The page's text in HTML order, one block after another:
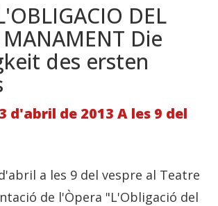
DEL
MANAMENT Die
des ersten
d'abril de 2013 A les 9 del
a les 9 del vespre al Teatre
de l'Òpera "L'Obligació del